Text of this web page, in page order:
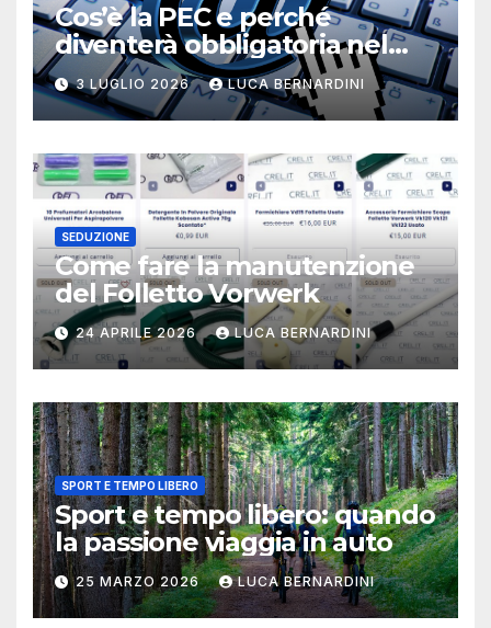
Cos’è la PEC e perché
diventerà obbligatoria nel
2026?
3 LUGLIO 2026 LUCA BERNARDINI
SEDUZIONE
Come fare la manutenzione
del Folletto Vorwerk
24 APRILE 2026 LUCA BERNARDINI
SPORT E TEMPO LIBERO
Sport e tempo libero: quando
la passione viaggia in auto
25 MARZO 2026 LUCA BERNARDINI